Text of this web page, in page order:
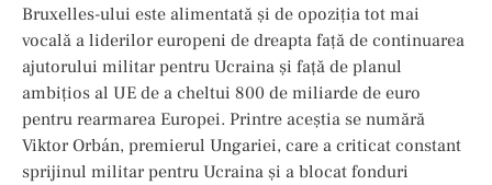
Bruxelles-ului este alimentată și de opoziția tot mai
vocală a liderilor europeni de dreapta față de continuarea
ajutorului militar pentru Ucraina și față de planul
ambițios al UE de a cheltui 800 de miliarde de euro
pentru rearmarea Europei. Printre aceștia se numără
Viktor Orbán, premierul Ungariei, care a criticat constant
sprijinul militar pentru Ucraina și a blocat fonduri